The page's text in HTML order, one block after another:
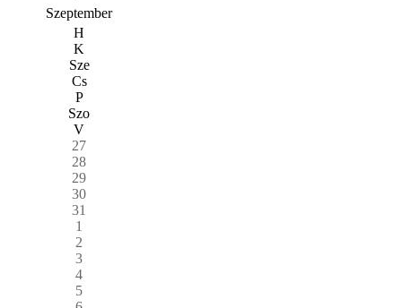
Szeptember
H
K
Sze
Cs
P
Szo
V
27
28
29
30
31
1
2
3
4
5